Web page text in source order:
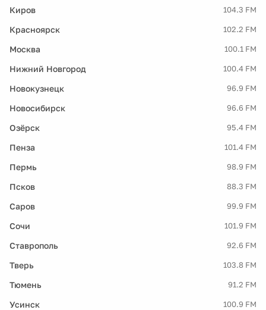
Киров 104.3 FM
Красноярск 102.2 FM
Москва 100.1 FM
Нижний Новгород 100.4 FM
Новокузнецк 96.9 FM
Новосибирск 96.6 FM
Озёрск 95.4 FM
Пенза 101.4 FM
Пермь 98.9 FM
Псков 88.3 FM
Саров 99.9 FM
Сочи 101.9 FM
Ставрополь 92.6 FM
Тверь 103.8 FM
Тюмень 91.2 FM
Усинск 100.9 FM